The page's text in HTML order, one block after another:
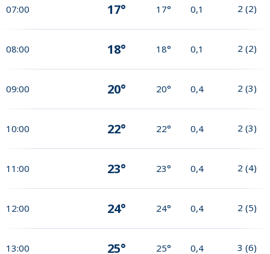
07:00 17° 17° 0,1 2 (2)
08:00 18° 18° 0,1 2 (2)
09:00 20° 20° 0,4 2 (3)
10:00 22° 22° 0,4 2 (3)
11:00 23° 23° 0,4 2 (4)
12:00 24° 24° 0,4 2 (5)
13:00 25° 25° 0,4 3 (6)